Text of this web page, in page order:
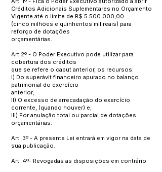
Créditos Adicionais Suplementares no Orçamento
Vigente até o limite de R$ 5.500.000,00
(cinco milhões e quinhentos mil reais) para
reforço de dotações
orçamentárias.
Art.2º - O Poder Executivo pode utilizar para
cobertura dos créditos
que se refere o caput anterior, os recursos:
I) Do superávit financeiro apurado no balanço
patrimonial do exercício
anterior;
II) O excesso de arrecadação do exercício
corrente, (quando houver) e;
III) Por anulação total ou parcial de dotações
orçamentárias.
Art. 3º - A presente Lei entrará em vigor na data de
sua publicação.
Art. 4º- Revogadas as disposições em contrário